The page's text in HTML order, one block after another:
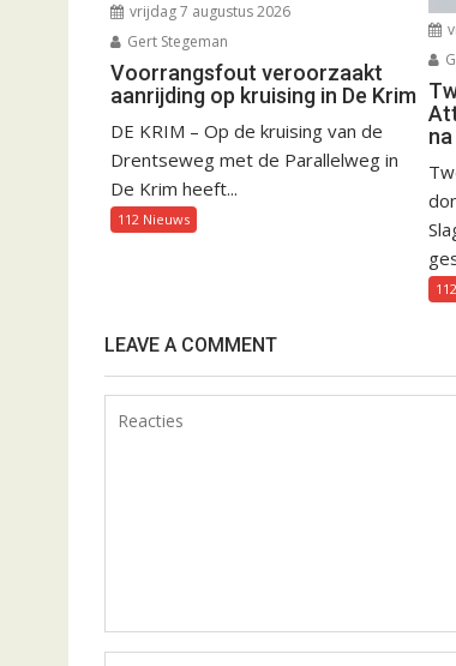
vrijdag 7 augustus 2026
Gert Stegeman
Voorrangsfout veroorzaakt
aanrijding op kruising in De Krim
DE KRIM – Op de kruising van de
Drentseweg met de Parallelweg in
De Krim heeft...
112 Nieuws
LEAVE A COMMENT